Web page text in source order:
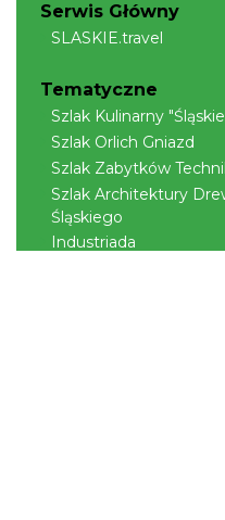
Serwis Główny
SLASKIE.travel
Tematyczne
Szlak Kulinarny
Szlak Orlich Gniazd
Szlak Zabytków
Szlak Architektury
Śląskiego
Industriada